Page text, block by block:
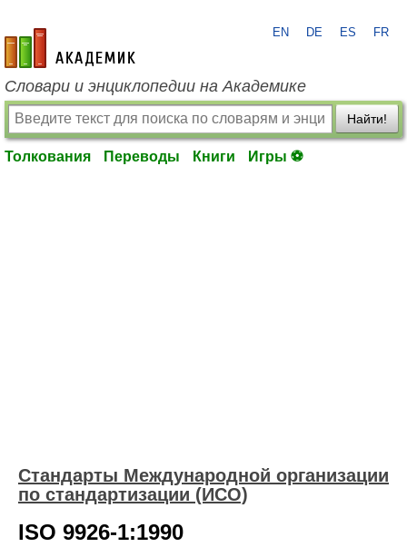
academic.ru
EN DE ES FR
Словари и энциклопедии на Академике
Найти!
Толкования Переводы Книги Игры ⚽
Стандарты Международной организации
по стандартизации (ИСО)
ISO 9926-1:1990